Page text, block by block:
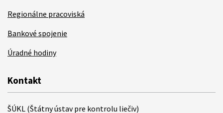
Regionálne pracoviská
Bankové spojenie
Úradné hodiny
Kontakt
ŠÚKL (Štátny ústav pre kontrolu liečiv)